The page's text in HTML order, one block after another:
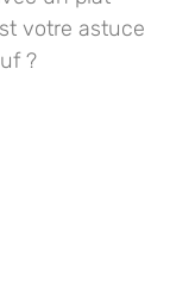
votre astuce
?